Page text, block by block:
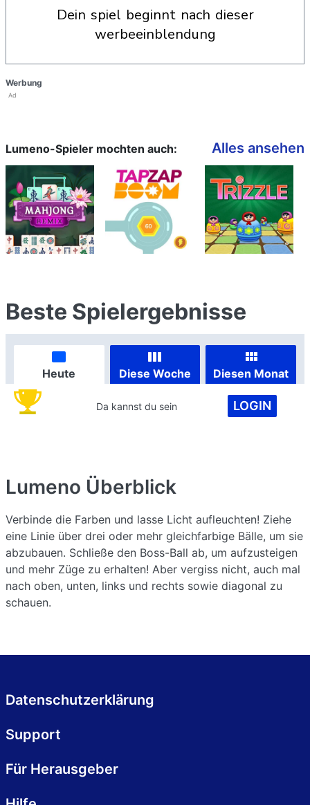
dein spiel beginnt nach dieser
werbeeinblendung
Werbung
Ad
Lumeno-Spieler mochten auch: Alles ansehen
Beste Spielergebnisse
Heute Diese Woche Diesen Monat
Da kannst du sein LOGIN
Lumeno Überblick
Verbinde die Farben und lasse Licht aufleuchten! Ziehe
eine Linie über drei oder mehr gleichfarbige Bälle, um sie
abzubauen. Schließe den Boss-Ball ab, um aufzusteigen
und mehr Züge zu erhalten! Aber vergiss nicht, auch mal
nach oben, unten, links und rechts sowie diagonal zu
schauen.
Datenschutzerklärung
Support
Für Herausgeber